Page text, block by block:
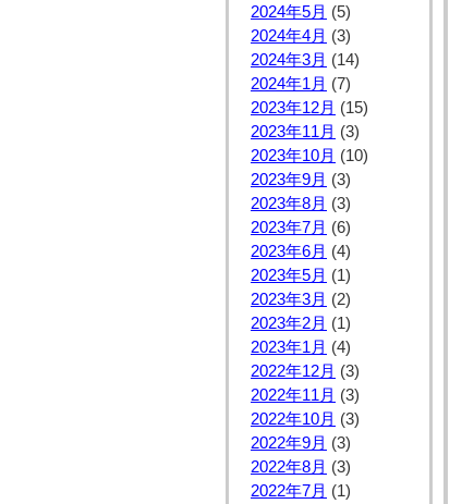
2024年5月 (5)
2024年4月 (3)
2024年3月 (14)
2024年1月 (7)
2023年12月 (15)
2023年11月 (3)
2023年10月 (10)
2023年9月 (3)
2023年8月 (3)
2023年7月 (6)
2023年6月 (4)
2023年5月 (1)
2023年3月 (2)
2023年2月 (1)
2023年1月 (4)
2022年12月 (3)
2022年11月 (3)
2022年10月 (3)
2022年9月 (3)
2022年8月 (3)
2022年7月 (1)